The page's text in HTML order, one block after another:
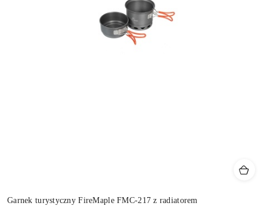
Garnek turystyczny FireMaple FMC-217 z radiatorem